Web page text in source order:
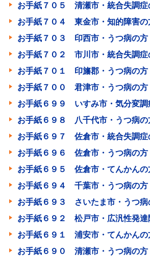
お手紙７０５ 清瀬市・統合失調症
お手紙７０４ 東金市・知的障害の
お手紙７０３ 印西市・うつ病の方
お手紙７０２ 市川市・統合失調症
お手紙７０１ 印旛郡・うつ病の方
お手紙７００ 君津市・うつ病の方
お手紙６９９ いすみ市・気分変調
お手紙６９８ 八千代市・うつ病の
お手紙６９７ 佐倉市・統合失調症
お手紙６９６ 佐倉市・うつ病の方
お手紙６９５ 佐倉市・てんかんの
お手紙６９４ 千葉市・うつ病の方
お手紙６９３ さいたま市・うつ病
お手紙６９２ 松戸市・広汎性発達
お手紙６９１ 浦安市・てんかんの
お手紙６９０ 清瀬市・うつ病の方